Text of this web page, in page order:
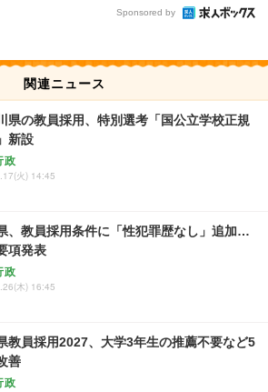
Sponsored by
関連ニュース
県の教員採用、特別選考「国公立学校正規
新設
政
火) 14:45
、教員採用条件に「性犯罪歴なし」追加…
項発表
政
木) 16:45
教員採用2027、大学3年生の推薦不要など5
善
政